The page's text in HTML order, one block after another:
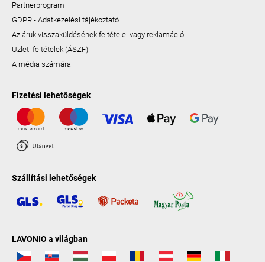
Partnerprogram
GDPR - Adatkezelési tájékoztató
Az áruk visszaküldésének feltételei vagy reklamáció
Üzleti feltételek (ÁSZF)
A média számára
Fizetési lehetőségek
Szállítási lehetőségek
LAVONIO a világban